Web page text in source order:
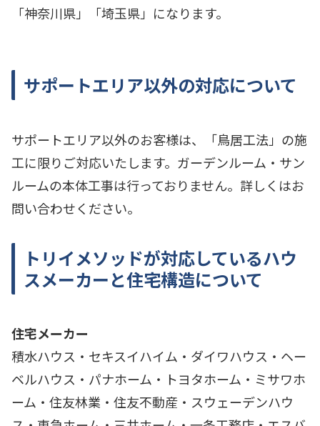
「神奈川県」「埼玉県」になります。
サポートエリア以外の対応について
サポートエリア以外のお客様は、「鳥居工法」の施
工に限りご対応いたします。ガーデンルーム・サン
ルームの本体工事は行っておりません。詳しくはお
問い合わせください。
トリイメソッドが対応しているハウ
スメーカーと住宅構造について
住宅メーカー
積水ハウス・セキスイハイム・ダイワハウス・ヘー
ベルハウス・パナホーム・トヨタホーム・ミサワホ
ーム・住友林業・住友不動産・スウェーデンハウ